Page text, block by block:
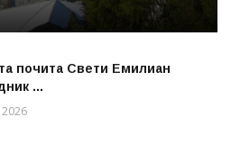
почита Свeти Емилиан
...
2026